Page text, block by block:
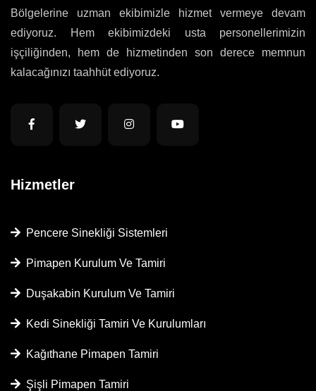
Bölgelerine uzman ekibimizle hizmet vermeye devam
ediyoruz. Hem ekibimizdeki usta personellerimizin
işçiliğinden, hem de hizmetinden son derece memnun
kalacağınızı taahhüt ediyoruz.
Hizmetler
Pencere Sinekliği Sistemleri
Pimapen Kurulum Ve Tamiri
Duşakabin Kurulum Ve Tamiri
Kedi Sinekliği Tamiri Ve Kurulumları
Kağıthane Pimapen Tamiri
Şişli Pimapen Tamiri